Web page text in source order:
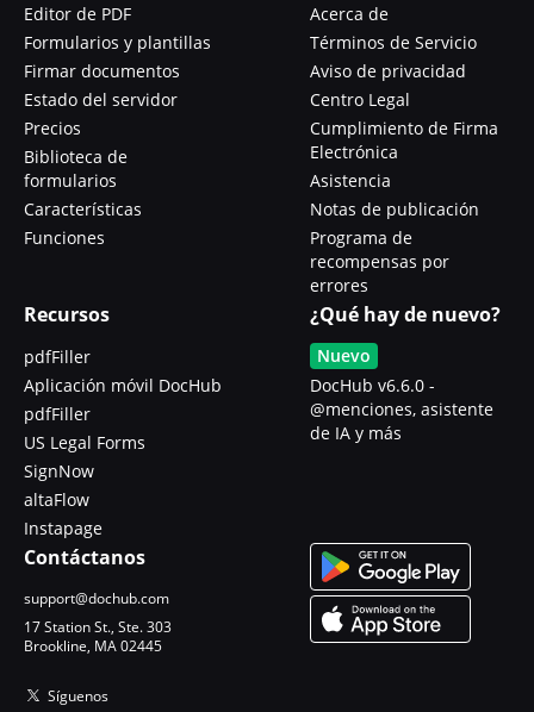
Editor de PDF
Formularios y plantillas
Firmar documentos
Estado del servidor
Precios
Biblioteca de
formularios
Características
Funciones
Acerca de
Términos de Servicio
Aviso de privacidad
Centro Legal
Cumplimiento de Firma
Electrónica
Asistencia
Notas de publicación
Programa de
recompensas por
errores
Recursos
pdfFiller
Aplicación móvil DocHub
pdfFiller
US Legal Forms
SignNow
altaFlow
Instapage
¿Qué hay de nuevo?
Nuevo
DocHub v6.6.0 -
@menciones, asistente
de IA y más
Contáctanos
support@dochub.com
17 Station St., Ste. 303
Brookline, MA 02445
Síguenos